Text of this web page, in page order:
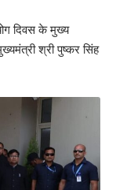
दिवस के मुख्य
श्री पुष्कर सिंह